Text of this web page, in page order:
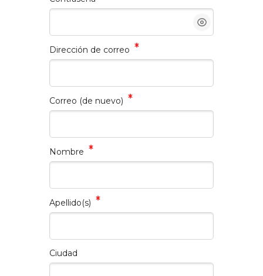
Salta al contenido principal
Dirección de correo
Correo (de nuevo)
Nombre
Apellido(s)
Ciudad